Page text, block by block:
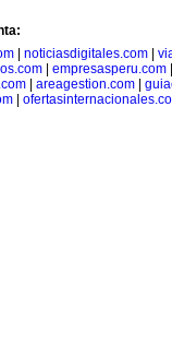
noticiasdigitales.com
| empresasperu.com
areagestion.com